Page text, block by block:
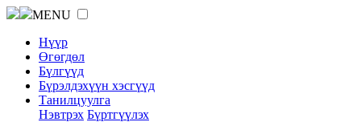
MENU
Нүүр
Өгөгдөл
Бүлгүүд
Бүрэлдэхүүн хэсгүүд
Танилцуулга
Нэвтрэх Бүртгүүлэх